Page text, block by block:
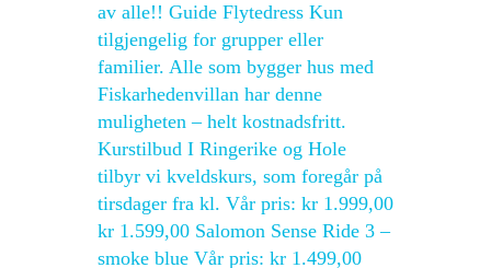
av alle!! Guide Flytedress Kun
tilgjengelig for grupper eller
familier. Alle som bygger hus med
Fiskarhedenvillan har denne
muligheten – helt kostnadsfritt.
Kurstilbud I Ringerike og Hole
tilbyr vi kveldskurs, som foregår på
tirsdager fra kl. Vår pris: kr 1.999,00
kr 1.599,00 Salomon Sense Ride 3 –
smoke blue Vår pris: kr 1.499,00